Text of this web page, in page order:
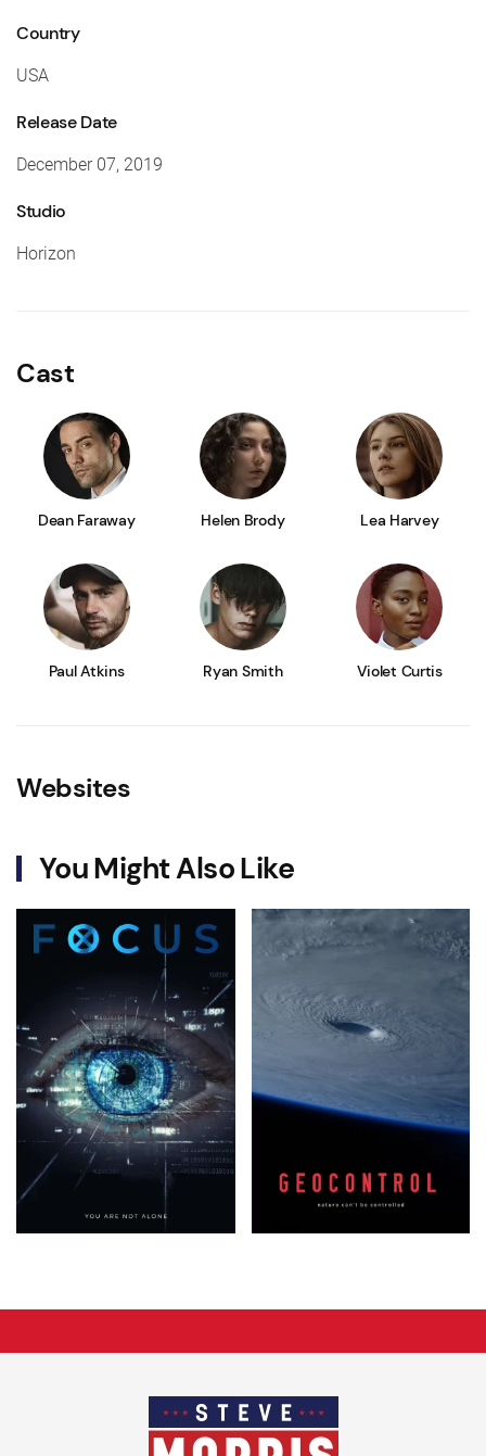
Country
USA
Release Date
December 07, 2019
Studio
Horizon
Cast
Dean Faraway Helen Brody Lea Harvey
Paul Atkins Ryan Smith Violet Curtis
Websites
You Might Also Like